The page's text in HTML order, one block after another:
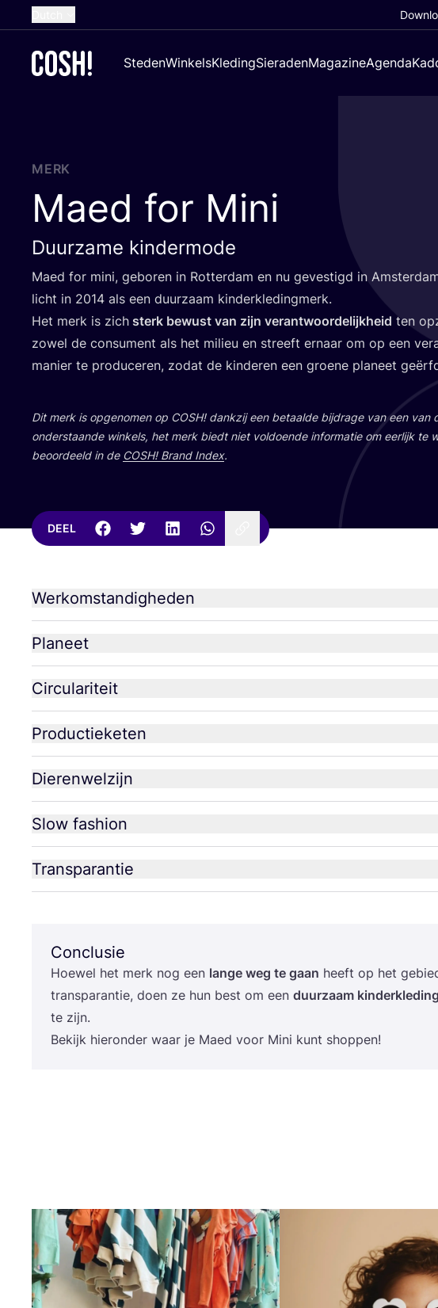
French
Croatian
StedenWinkelsKledingSieradenMagazineAgenda
MERK
Maed for Mini
Duurzame kindermode
Maed for mini, gebo­ren in Rot­ter­dam en nu geves­tigd in
licht in 2014 als een duur­zaam kinderkledingmerk.
Het merk is zich sterk bewust van zijn ver­ant­woor­de­lijk­heid ten
zowel de con­su­ment als het mili­eu en streeft ernaar om op een
manier te pro­du­ce­ren, zodat de kin­de­ren een groe­ne pla­neet
Dit merk is opge­no­men op COSH! dank­zij een betaal­de bij­dra­ge van een van
onder­staan­de win­kels, het merk biedt niet vol­doen­de infor­ma­tie om eer­lijk te
beoor­deeld in de COSH! Brand Index.
DEEL
Werkomstandigheden
Planeet
Circulariteit
Productieketen
Dierenwelzijn
Slow fashion
Transparantie
Conclusie
Hoe­wel het merk nog een lan­ge weg te gaan heeft op het
trans­pa­ran­tie, doen ze hun best om een duur­zaam
te zijn.
Bekijk hier­on­der waar je Maed voor Mini kunt shoppen!